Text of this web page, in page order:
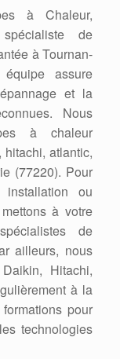
à Chaleur,
spécialiste de
à Tournan-
assure
et la
Nous
à chaleur
atlantic,
(77220). Pour
installation ou
à votre
de
ailleurs, nous
Hitachi,
à la
pour
technologies